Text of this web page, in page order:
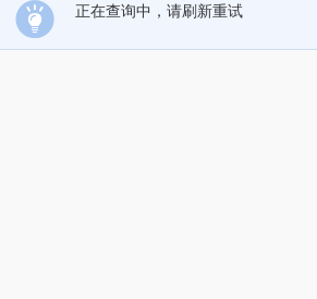
正在查询中，请刷新重试